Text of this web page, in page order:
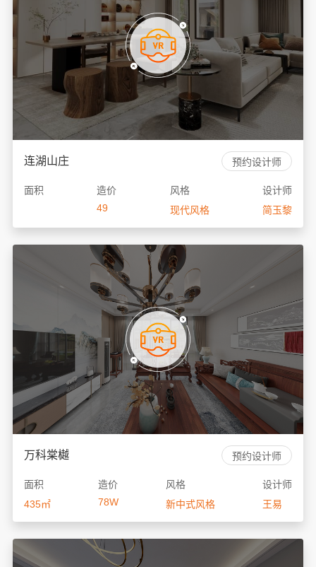
连湖山庄 预约设计师
面积
造价
49
风格
现代风格
设计师
简玉黎
万科棠樾 预约设计师
面积
435㎡
造价
78W
风格
新中式风格
设计师
王易